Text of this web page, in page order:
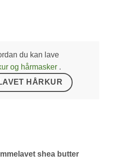
du kan lave
og hårmasker .
HÅRKUR
shea butter